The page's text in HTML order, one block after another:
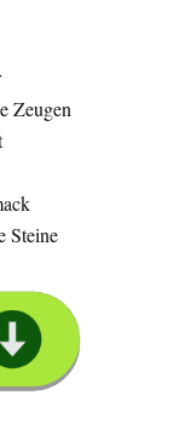
Zeugen
Steine